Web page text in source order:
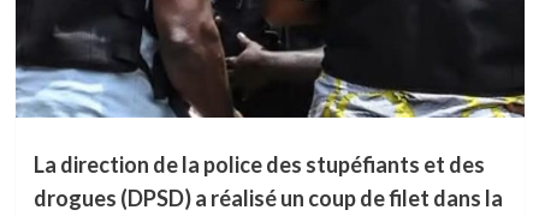
La direction de la police des stupéfiants et des
drogues (DPSD) a réalisé un coup de filet dans la